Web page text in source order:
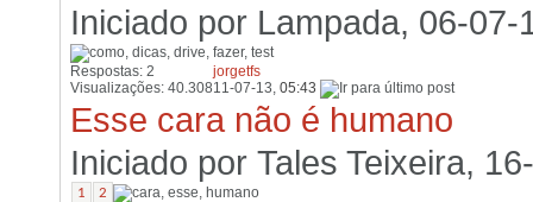
Iniciado por Lampada, 06-07-
Respostas: 2
Visualizações: 40.308
jorgetfs
11-07-13, 05:43
Esse cara não é humano
Iniciado por Tales Teixeira,
1 2